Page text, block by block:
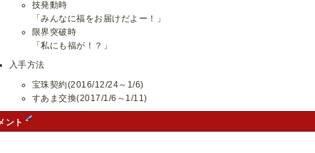
技発動時
「みんなに福をお届けだよー！」
限界突破時
「私にも福が！？」
入手方法
宝珠契約(2016/12/24～1/6)
すあま交換(2017/1/6～1/11)
ント